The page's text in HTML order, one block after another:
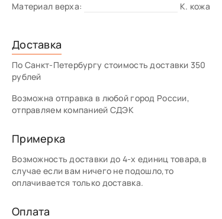
Материал верха:
К. кожа
Доставка
По Санкт-Петербургу стоимость доставки 350
рублей
Возможна отправка в любой город России,
отправляем компанией СДЭК
Примерка
Возможность доставки до 4-х единиц товара,в
случае если вам ничего не подошло,то
оплачивается только доставка.
Оплата